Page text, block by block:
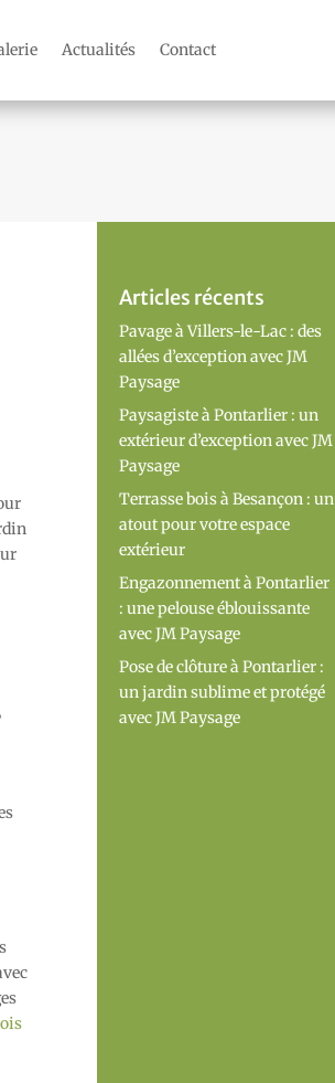
Actualités Contact
Articles récents
Pavage à Villers-le-Lac : des
allées d’exception avec JM
Paysage
Paysagiste à Pontarlier : un
extérieur d’exception avec JM
Paysage
Terrasse bois à Besançon : un
atout pour votre espace
extérieur
Engazonnement à Pontarlier
: une pelouse éblouissante
avec JM Paysage
Pose de clôture à Pontarlier :
un jardin sublime et protégé
avec JM Paysage